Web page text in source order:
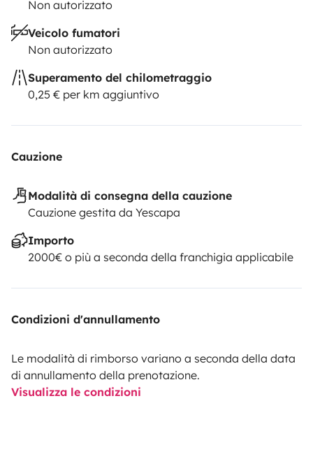
Non autorizzato
Veicolo fumatori
Non autorizzato
Superamento del chilometraggio
0,25 € per km aggiuntivo
Cauzione
Modalità di consegna della cauzione
Cauzione gestita da Yescapa
Importo
2000€ o più a seconda della franchigia applicabile
Condizioni d'annullamento
Le modalità di rimborso variano a seconda della data
di annullamento della prenotazione.
Visualizza le condizioni